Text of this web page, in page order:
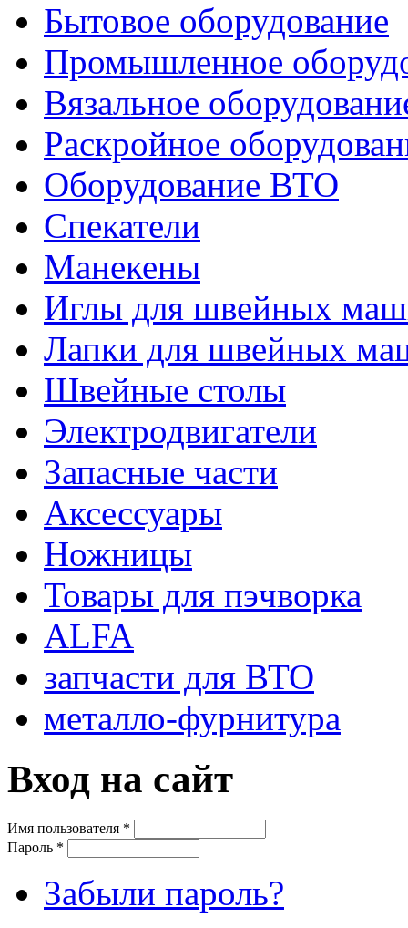
Бытовое оборудование
Промышленное
Вязальное
Раскройное
Оборудование ВТО
Спекатели
Манекены
Иглы для швейных
Лапки для швейных
Швейные столы
Электродвигатели
Запасные части
Аксессуары
Ножницы
Товары для пэчворка
ALFA
запчасти для ВТО
металло-фурнитура
Вход на сайт
Имя пользователя *
Пароль *
Забыли пароль?